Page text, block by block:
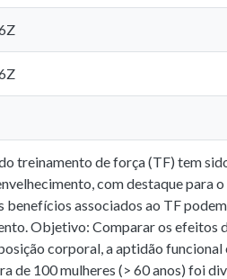
treinamento de força (TF) tem
com destaque para
benefícios associados ao TF
Objetivo: Comparar os efeitos
corporal, a aptidão
de 100 mulheres (> 60 anos) foi